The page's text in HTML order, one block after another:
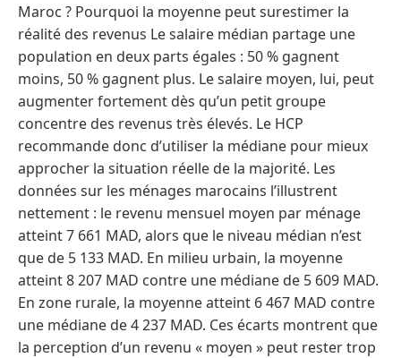
Maroc ? Pourquoi la moyenne peut surestimer la
réalité des revenus Le salaire médian partage une
population en deux parts égales : 50 % gagnent
moins, 50 % gagnent plus. Le salaire moyen, lui, peut
augmenter fortement dès qu’un petit groupe
concentre des revenus très élevés. Le HCP
recommande donc d’utiliser la médiane pour mieux
approcher la situation réelle de la majorité. Les
données sur les ménages marocains l’illustrent
nettement : le revenu mensuel moyen par ménage
atteint 7 661 MAD, alors que le niveau médian n’est
que de 5 133 MAD. En milieu urbain, la moyenne
atteint 8 207 MAD contre une médiane de 5 609 MAD.
En zone rurale, la moyenne atteint 6 467 MAD contre
une médiane de 4 237 MAD. Ces écarts montrent que
la perception d’un revenu « moyen » peut rester trop